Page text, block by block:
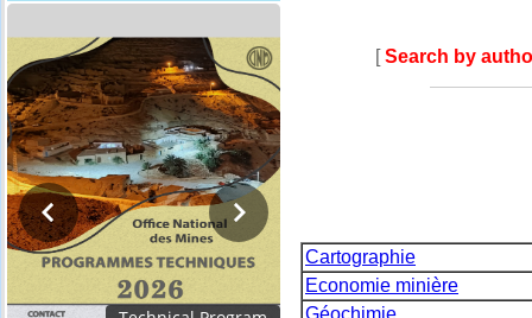
[Search by
Cartographie
Economie minière
Géochimie